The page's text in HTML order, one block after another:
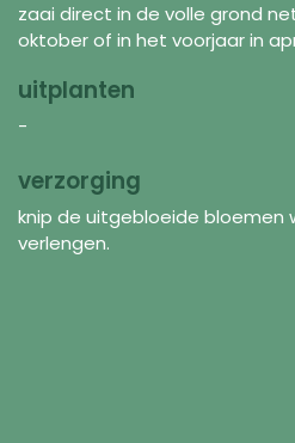
zaai direct in de volle grond
oktober of in het voorjaar in
uitplanten
-
verzorging
knip de uitgebloeide bloemen
verlengen.